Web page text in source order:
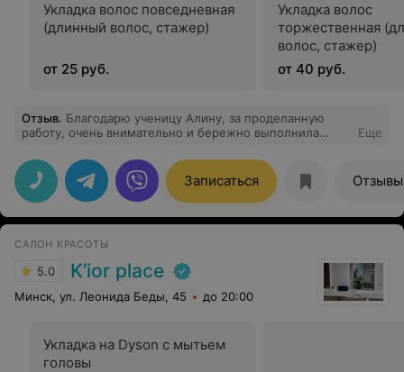
Укладка волос повседневная
(длинный волос, стажер)
от 25 руб.
Укладка волос
торжественная
волос, стажер)
от 40 руб.
Отзыв. Благодарю ученицу Алину, за проделанную
работу, очень внимательно и бережно выполнила
Еще
Записаться Отзывы
САЛОН КРАСОТЫ
5.0 K’ior place
Минск, ул. Леонида Беды, 45 до 20:00
Укладка на Dyson с мытьем
головы